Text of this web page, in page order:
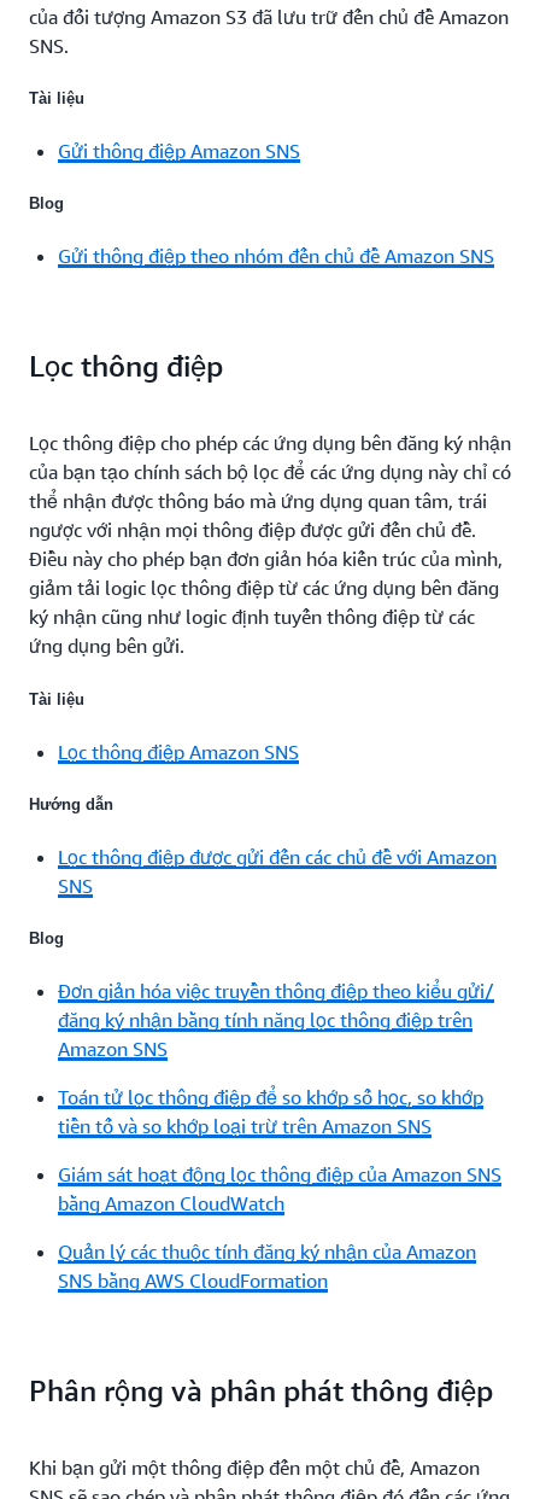
của đối tượng Amazon S3 đã lưu trữ đến chủ đề Amazon
SNS.
Tài liệu
Gửi thông điệp Amazon SNS
Blog
Gửi thông điệp theo nhóm đến chủ đề Amazon SNS
Lọc thông điệp
Lọc thông điệp cho phép các ứng dụng bên đăng ký nhận
của bạn tạo chính sách bộ lọc để các ứng dụng này chỉ có
thể nhận được thông báo mà ứng dụng quan tâm, trái
ngược với nhận mọi thông điệp được gửi đến chủ đề.
Điều này cho phép bạn đơn giản hóa kiến trúc của mình,
giảm tải logic lọc thông điệp từ các ứng dụng bên đăng
ký nhận cũng như logic định tuyến thông điệp từ các
ứng dụng bên gửi.
Tài liệu
Lọc thông điệp Amazon SNS
Hướng dẫn
Lọc thông điệp được gửi đến các chủ đề với Amazon
SNS
Blog
Đơn giản hóa việc truyền thông điệp theo kiểu gửi/
đăng ký nhận bằng tính năng lọc thông điệp trên
Amazon SNS
Toán tử lọc thông điệp để so khớp số học, so khớp
tiền tố và so khớp loại trừ trên Amazon SNS
Giám sát hoạt động lọc thông điệp của Amazon SNS
bằng Amazon CloudWatch
Quản lý các thuộc tính đăng ký nhận của Amazon
SNS bằng AWS CloudFormation
Phân rộng và phân phát thông điệp
Khi bạn gửi một thông điệp đến một chủ đề, Amazon